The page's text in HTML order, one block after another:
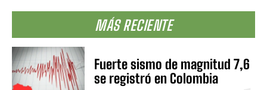
MÁS RECIENTE
Fuerte sismo de magnitud 7,6
se registró en Colombia